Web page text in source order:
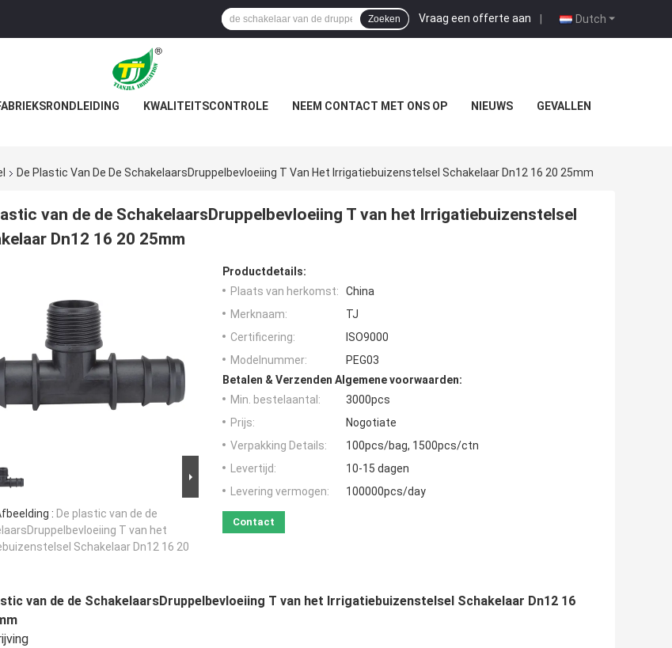
Dutch
Vraag een offerte aan |
Zoeken
KWALITEITSCONTROLE NEEM CONTACT MET ONS OP NIEUWS GEVALLEN
De Plastic Van De De SchakelaarsDruppelbevloeiing T Van Het Irrigatiebuizenstelsel Schakelaar Dn12 16 20 25mm
van de de SchakelaarsDruppelbevloeiing T van het Irrigatiebuizenstelsel
Dn12 16 20 25mm
: De plastic van de de
T van het
Schakelaar Dn12 16 20
Productdetails:
Plaats van herkomst:
China
Merknaam:
TJ
Certificering:
ISO9000
Modelnummer:
PEG03
Betalen & Verzenden Algemene voorwaarden:
Min. bestelaantal:
3000pcs
Prijs:
Nogotiate
Verpakking Details:
100pcs/bag, 1500pcs/ctn
Levertijd:
10-15 dagen
Levering vermogen:
100000pcs/day
Contact
van de de SchakelaarsDruppelbevloeiing T van het Irrigatiebuizenstelsel Schakelaar Dn12 16